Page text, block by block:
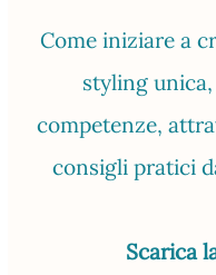
Come iniziare a
styling
competenze,
consigli pratici
Scarica